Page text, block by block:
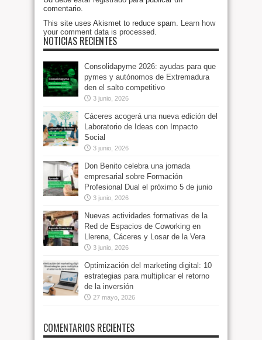
comentario.
This site uses Akismet to reduce spam. Learn how
your comment data is processed.
NOTICIAS RECIENTES
Consolidapyme 2026: ayudas para que
pymes y autónomos de Extremadura
den el salto competitivo
3 junio, 2026
Cáceres acogerá una nueva edición del
Laboratorio de Ideas con Impacto
Social
3 junio, 2026
Don Benito celebra una jornada
empresarial sobre Formación
Profesional Dual el próximo 5 de junio
3 junio, 2026
Nuevas actividades formativas de la
Red de Espacios de Coworking en
Llerena, Cáceres y Losar de la Vera
3 junio, 2026
Optimización del marketing digital: 10
estrategias para multiplicar el retorno
de la inversión
27 mayo, 2026
COMENTARIOS RECIENTES